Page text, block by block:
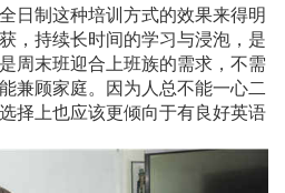
日制这种培训方式的效果来得明
，持续长时间的学习与浸泡，是
周末班迎合上班族的需求，不需
兼顾家庭。因为人总不能一心二
择上也应该更倾向于有良好英语